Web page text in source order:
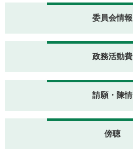
委員会情報
政務活動費
請願・陳情
傍聴